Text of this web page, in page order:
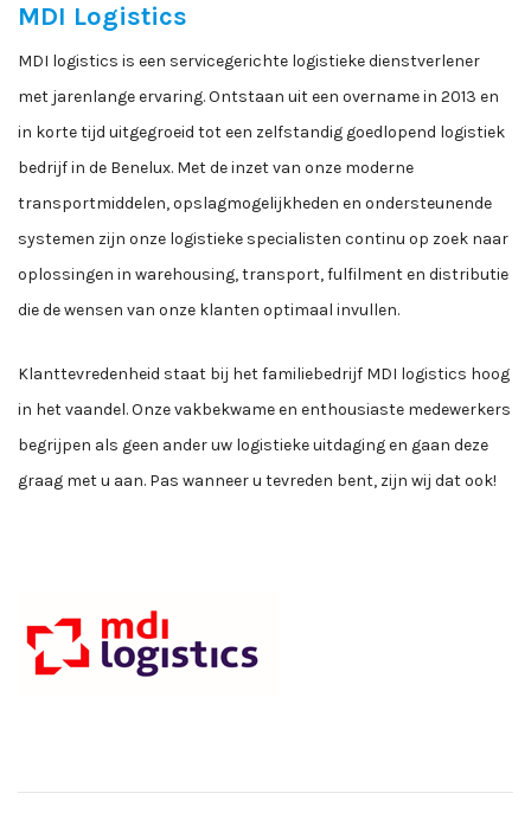
MDI Logistics
MDI logistics is een servicegerichte logistieke dienstverlener
met jarenlange ervaring. Ontstaan uit een overname in 2013 en
in korte tijd uitgegroeid tot een zelfstandig goedlopend logistiek
bedrijf in de Benelux. Met de inzet van onze moderne
transportmiddelen, opslagmogelijkheden en ondersteunende
systemen zijn onze logistieke specialisten continu op zoek naar
oplossingen in warehousing, transport, fulfilment en distributie
die de wensen van onze klanten optimaal invullen.
Klanttevredenheid staat bij het familiebedrijf MDI logistics hoog
in het vaandel. Onze vakbekwame en enthousiaste medewerkers
begrijpen als geen ander uw logistieke uitdaging en gaan deze
graag met u aan. Pas wanneer u tevreden bent, zijn wij dat ook!